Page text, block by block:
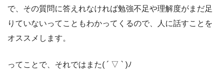
で、その質問に答えれなければ勉強不足や理解度がまだ足
りていないってこともわかってくるので、人に話すことを
オススメします。
ってことで、それではまた( ´ ▽ ` )ﾉ